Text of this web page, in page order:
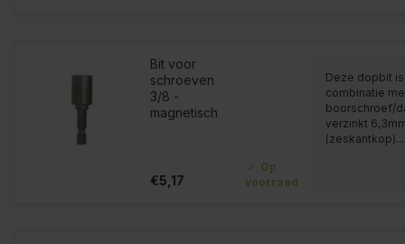
Bit voor
schroeven
3/8 -
magnetisch
€5,17
Op
voorraad
Deze dopbit
combinatie
boorschroef/
verzinkt